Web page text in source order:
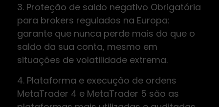
3. Proteção de saldo negativo Obrigatória
para brokers regulados na Europa:
garante que nunca perde mais do que o
saldo da sua conta, mesmo em
situações de volatilidade extrema.
4. Plataforma e execução de ordens
MetaTrader 4 e MetaTrader 5 são as